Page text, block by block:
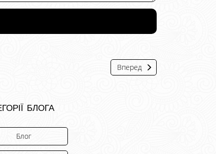
Вперед
блога
Блог